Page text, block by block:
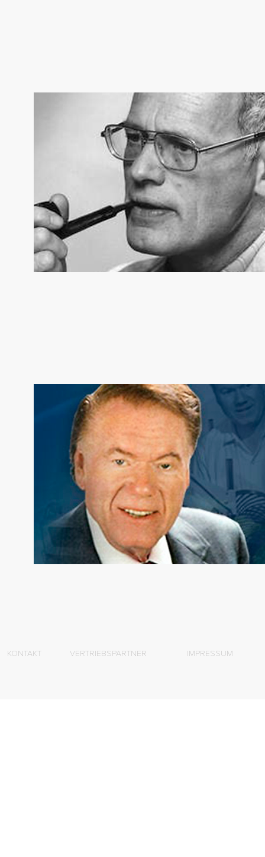
KONTAKT VERTRIEBSPARTNER IMPRESSUM